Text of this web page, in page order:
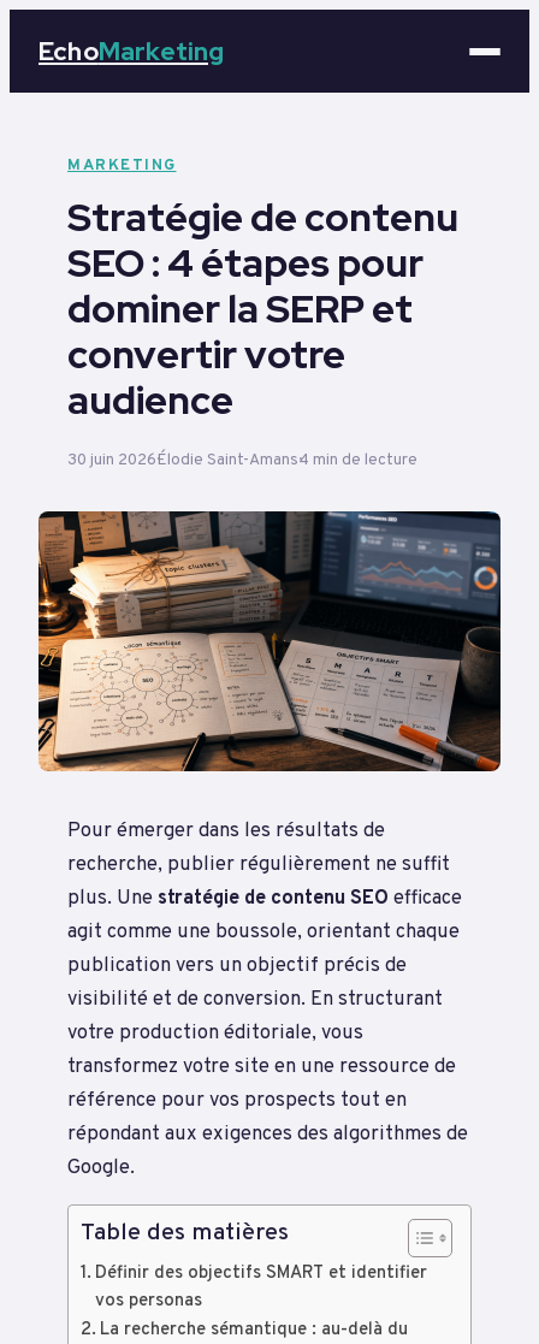
EchoMarketing
Business
Tech
Éducation
Emploi
MARKETING
Stratégie de contenu
SEO : 4 étapes pour
dominer la SERP et
convertir votre
audience
30 juin 2026Élodie Saint-Amans4 min de lecture
Pour émerger dans les résultats de
recherche, publier régulièrement ne suffit
plus. Une stratégie de contenu SEO efficace
agit comme une boussole, orientant chaque
publication vers un objectif précis de
visibilité et de conversion. En structurant
votre production éditoriale, vous
transformez votre site en une ressource de
référence pour vos prospects tout en
répondant aux exigences des algorithmes de
Google.
Table des matières
Définir des objectifs SMART et identifier
vos personas
La recherche sémantique : au-delà du